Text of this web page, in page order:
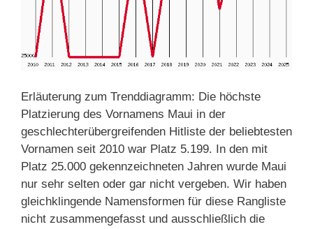
Erläuterung zum Trenddiagramm: Die höchste
Platzierung des Vornamens Maui in der
geschlechterübergreifenden Hitliste der beliebtesten
Vornamen seit 2010 war Platz 5.199. In den mit
Platz 25.000 gekennzeichneten Jahren wurde Maui
nur sehr selten oder gar nicht vergeben. Wir haben
gleichklingende Namensformen für diese Rangliste
nicht zusammengefasst und ausschließlich die